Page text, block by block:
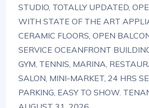
STUDIO, TOTALLY UPDATED,
WITH STATE OF THE ART
CERAMIC FLOORS, OPEN
SERVICE OCEANFRONT
GYM, TENNIS, MARINA,
SALON, MINI-MARKET, 24 HRS
PARKING, EASY TO SHOW.